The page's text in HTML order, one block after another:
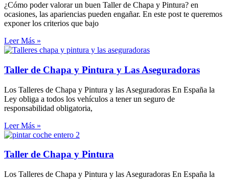
¿Cómo poder valorar un buen Taller de Chapa y Pintura? en
ocasiones, las apariencias pueden engañar. En este post te queremos
exponer los criterios que bajo
Leer Más »
Taller de Chapa y Pintura y Las Aseguradoras
Los Talleres de Chapa y Pintura y las Aseguradoras En España la
Ley obliga a todos los vehículos a tener un seguro de
responsabilidad obligatoria,
Leer Más »
Taller de Chapa y Pintura
Los Talleres de Chapa y Pintura y las Aseguradoras En España la